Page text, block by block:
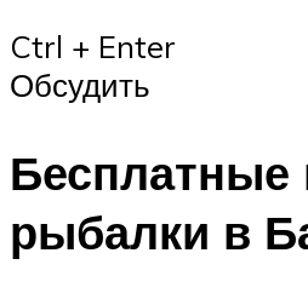
Ctrl + Enter
Обсудить
Бесплатные
рыбалки в